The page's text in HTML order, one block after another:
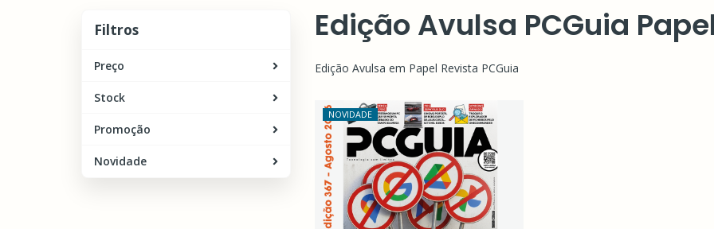
Filtros
Preço
Stock
Promoção
Novidade
Edição Avulsa PCGuia
Edição Avulsa em Papel Revista PCGuia
NOVIDADE